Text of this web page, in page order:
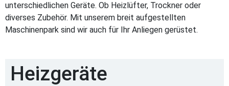
unterschiedlichen Geräte. Ob Heizlüfter, Trockner oder
diverses Zubehör. Mit unserem breit aufgestellten
Maschinenpark sind wir auch für Ihr Anliegen gerüstet.
Heizgeräte